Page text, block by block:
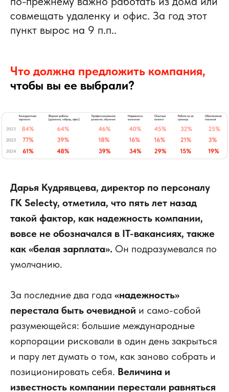
совмещать удаленку и офис. За год этот
пункт вырос на 9 п.п..
Что должна предложить компания,
чтобы вы ее выбрали?
Дарья Кудрявцева, директор по персоналу
ГК Selecty, отметила, что пять лет назад
такой фактор, как надежность компании,
вовсе не обозначался в IT-вакансиях, также
как «белая зарплата». Он подразумевался по
умолчанию.
За последние два года «надежность»
перестала быть очевидной и само-собой
разумеющейся: большие международные
корпорации рисковали в один день закрыться
и пару лет думать о том, как заново собрать и
позиционировать себя. Величина и
известность компании перестали равняться